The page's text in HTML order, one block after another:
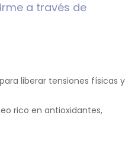
a través de
liberar tensiones físicas y
rico en antioxidantes,